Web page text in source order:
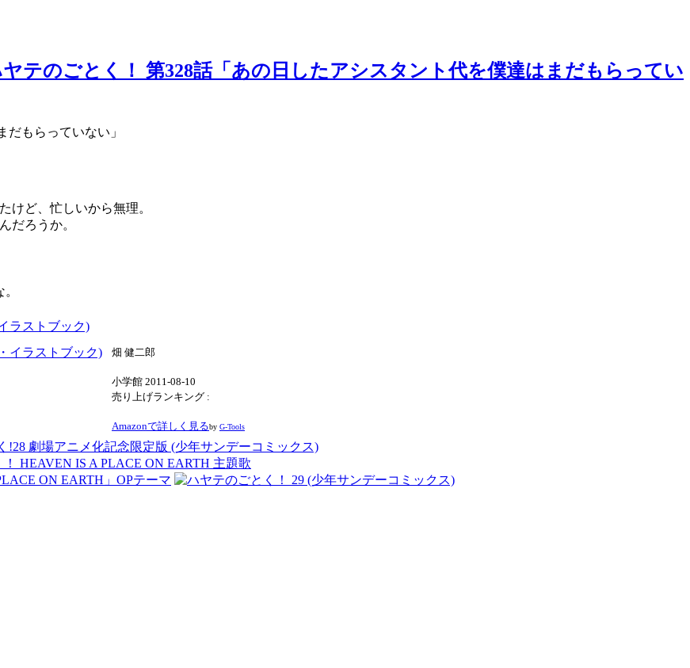
テのごとく！ 第328話「あの日したアシスタント代を僕達はまだもらってい
もらっていない」
けど、忙しいから無理。
だろうか。
ラストブック)
畑 健二郎
小学館 2011-08-10
売り上げランキング :
Amazonで詳しく見るby G-Tools